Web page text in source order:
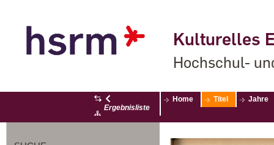
Kulturelles
Hochschul-
Ergebnisliste
Home Titel Jahre